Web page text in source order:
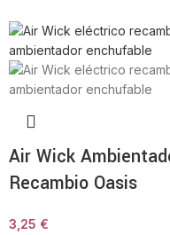
Air Wick
Recambio Oasis
3,25 €